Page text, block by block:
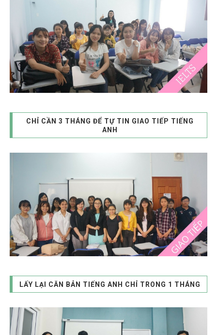
CHỈ CẦN 3 THÁNG ĐỂ TỰ TIN GIAO TIẾP TIẾNG
ANH
LẤY LẠI CĂN BẢN TIẾNG ANH CHỈ TRONG 1 THÁNG